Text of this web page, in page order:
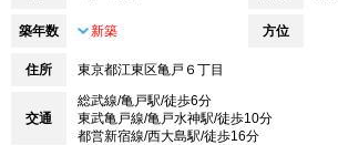
築年数 新築 方位
住所 東京都江東区亀戸６丁目
交通
総武線/亀戸駅/徒歩6分
東武亀戸線/亀戸水神駅/徒歩10分
都営新宿線/西大島駅/徒歩16分